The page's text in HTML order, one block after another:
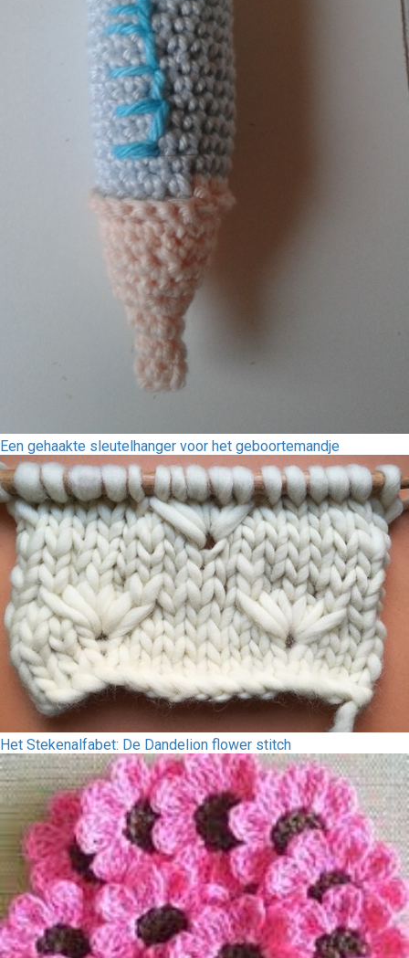
Een gehaakte sleutelhanger voor het geboortemandje
Het Stekenalfabet: De Dandelion flower stitch